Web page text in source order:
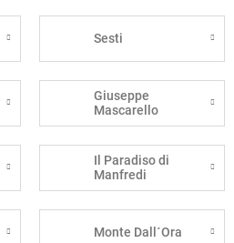
Sesti
Giuseppe
Mascarello
Il Paradiso di
Manfredi
Monte Dall´Ora